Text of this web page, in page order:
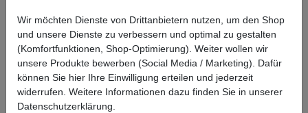
Wir möchten Dienste von Drittanbietern nutzen, um den Shop
und unsere Dienste zu verbessern und optimal zu gestalten
(Komfortfunktionen, Shop-Optimierung). Weiter wollen wir
unsere Produkte bewerben (Social Media / Marketing). Dafür
können Sie hier Ihre Einwilligung erteilen und jederzeit
widerrufen. Weitere Informationen dazu finden Sie in unserer
Datenschutzerklärung.